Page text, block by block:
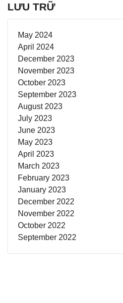
LƯU TRỮ
May 2024
April 2024
December 2023
November 2023
October 2023
September 2023
August 2023
July 2023
June 2023
May 2023
April 2023
March 2023
February 2023
January 2023
December 2022
November 2022
October 2022
September 2022